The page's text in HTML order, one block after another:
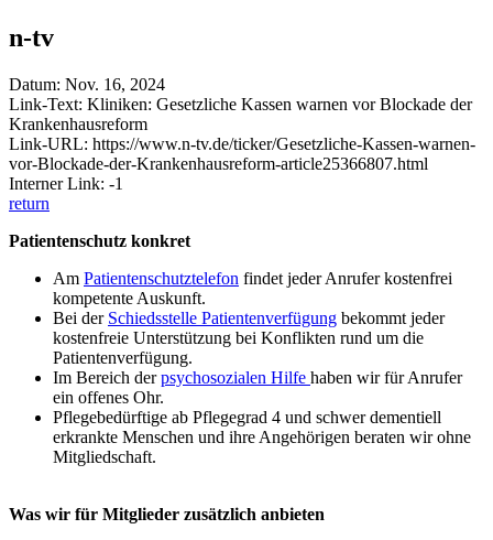
n-tv
Datum: Nov. 16, 2024
Link-Text: Kliniken: Gesetzliche Kassen warnen vor Blockade der
Krankenhausreform
Link-URL: https://www.n-tv.de/ticker/Gesetzliche-Kassen-warnen-
vor-Blockade-der-Krankenhausreform-article25366807.html
Interner Link: -1
return
Patientenschutz konkret
Am Patientenschutztelefon findet jeder Anrufer kostenfrei
kompetente Auskunft.
Bei der Schiedsstelle Patientenverfügung bekommt jeder
kostenfreie Unterstützung bei Konflikten rund um die
Patientenverfügung.
Im Bereich derpsychosozialen Hilfe haben wir für Anrufer
ein offenes Ohr.
Pflegebedürftige ab Pflegegrad 4 und schwer dementiell
erkrankte Menschen und ihre Angehörigen beraten wir ohne
Mitgliedschaft.
Was wir für Mitglieder zusätzlich anbieten